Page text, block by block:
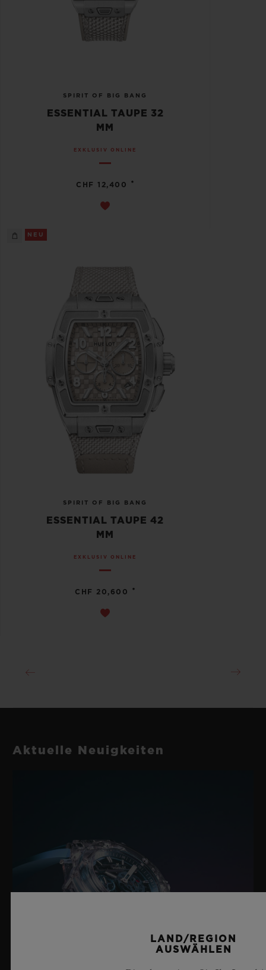
SPIRIT OF BIG BANG
ESSENTIAL TAUPE 32
MM
EXKLUSIV ONLINE
CHF 12,400 •
NEU
SPIRIT OF BIG BANG
ESSENTIAL TAUPE 42
MM
EXKLUSIV ONLINE
CHF 20,600 •
Aktuelle Neuigkeiten
LAND/REGION
AUSWÄHLEN